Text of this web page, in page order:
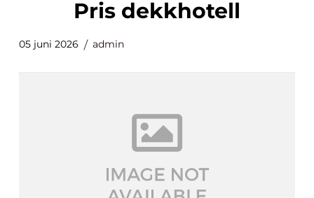
pris dekkhotell
05 juni 2026 admin